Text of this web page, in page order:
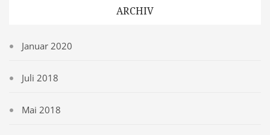
ARCHIV
Januar 2020
Juli 2018
Mai 2018